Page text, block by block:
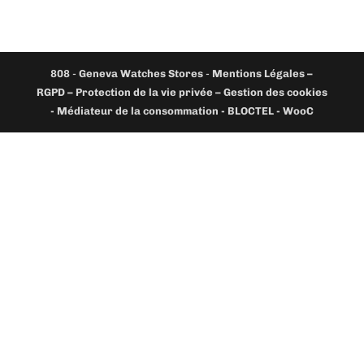
808 -Geneva Watches Stores - Mentions Légales –
RGPD – Protection de la vie privée – Gestion des cookies
- Médiateur de la consommation - BLOCTEL - WooC